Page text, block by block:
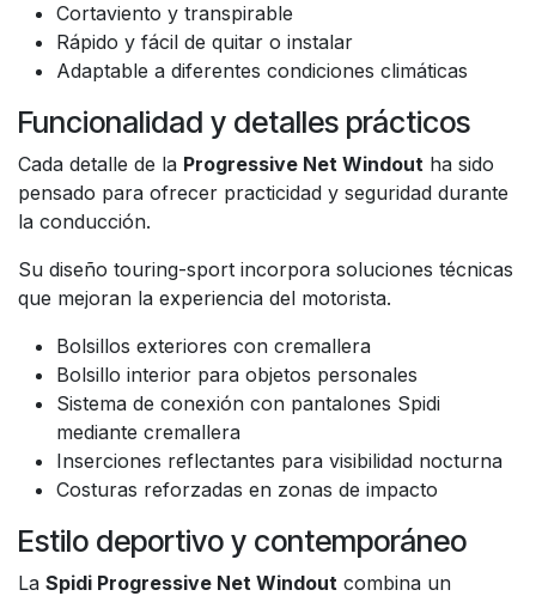
Cortaviento y transpirable
Rápido y fácil de quitar o instalar
Adaptable a diferentes condiciones climáticas
Funcionalidad y detalles prácticos
Cada detalle de la Progressive Net Windout ha sido
pensado para ofrecer practicidad y seguridad durante
la conducción.
Su diseño touring-sport incorpora soluciones técnicas
que mejoran la experiencia del motorista.
Bolsillos exteriores con cremallera
Bolsillo interior para objetos personales
Sistema de conexión con pantalones Spidi
mediante cremallera
Inserciones reflectantes para visibilidad nocturna
Costuras reforzadas en zonas de impacto
Estilo deportivo y contemporáneo
La Spidi Progressive Net Windout combina un